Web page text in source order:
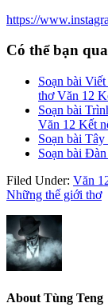
https://
Có thể bạn
Soạn bài
thơ Văn 12
Soạn bài
Văn 12 Kết
Soạn bài
Soạn bài
Filed Under: Văn
Những thế giới thơ
AboutTùng Teng